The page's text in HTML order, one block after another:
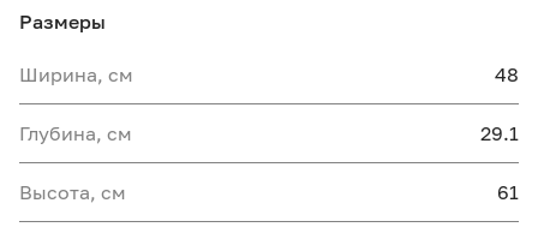
Размеры
Ширина, см 48
Глубина, см 29.1
Высота, см 61